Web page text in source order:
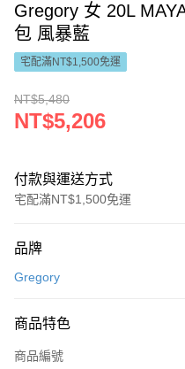
Gregory 女 20L
包 風暴藍
宅配滿NT$1,500免運
NT$5,480
NT$5,206
付款與運送方式
宅配滿NT$1,500免運
信用卡一次付款
Apple Pay
悠遊付
品牌
Gregory
商品特色
商品編號